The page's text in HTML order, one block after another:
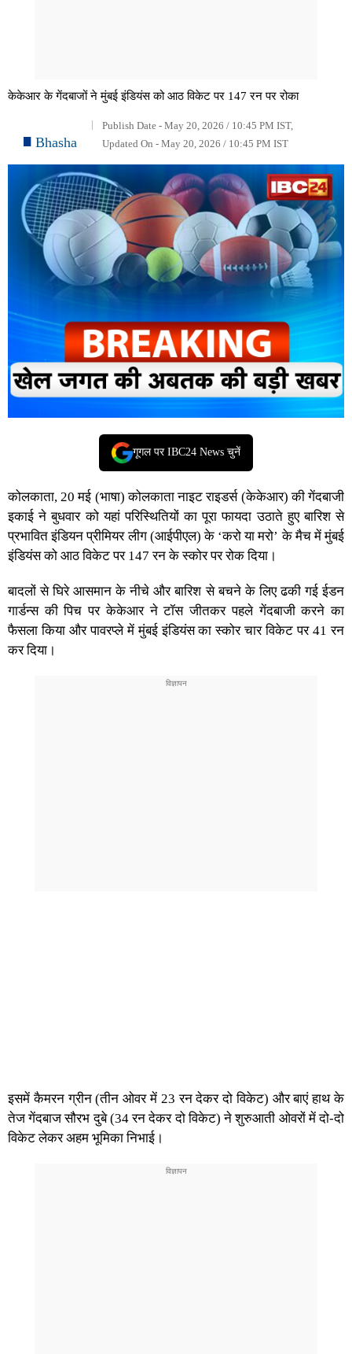
केकेआर के गेंदबाजों ने मुंबई इंडियंस को आठ विकेट पर 147 रन पर रोका
Bhasha
Publish Date - May 20, 2026 / 10:45 PM IST,
Updated On - May 20, 2026 / 10:45 PM IST
गूगल पर IBC24 News चुनें
कोलकाता, 20 मई (भाषा) कोलकाता नाइट राइडर्स (केकेआर) की गेंदबाजी
इकाई ने बुधवार को यहां परिस्थितियों का पूरा फायदा उठाते हुए बारिश से
प्रभावित इंडियन प्रीमियर लीग (आईपीएल) के ‘करो या मरो’ के मैच में मुंबई
इंडियंस को आठ विकेट पर 147 रन के स्कोर पर रोक दिया।
बादलों से घिरे आसमान के नीचे और बारिश से बचने के लिए ढकी गई ईडन
गार्डन्स की पिच पर केकेआर ने टॉस जीतकर पहले गेंदबाजी करने का
फैसला किया और पावरप्ले में मुंबई इंडियंस का स्कोर चार विकेट पर 41 रन
कर दिया।
इसमें कैमरन ग्रीन (तीन ओवर में 23 रन देकर दो विकेट) और बाएं हाथ के
तेज गेंदबाज सौरभ दुबे (34 रन देकर दो विकेट) ने शुरुआती ओवरों में दो-दो
विकेट लेकर अहम भूमिका निभाई।